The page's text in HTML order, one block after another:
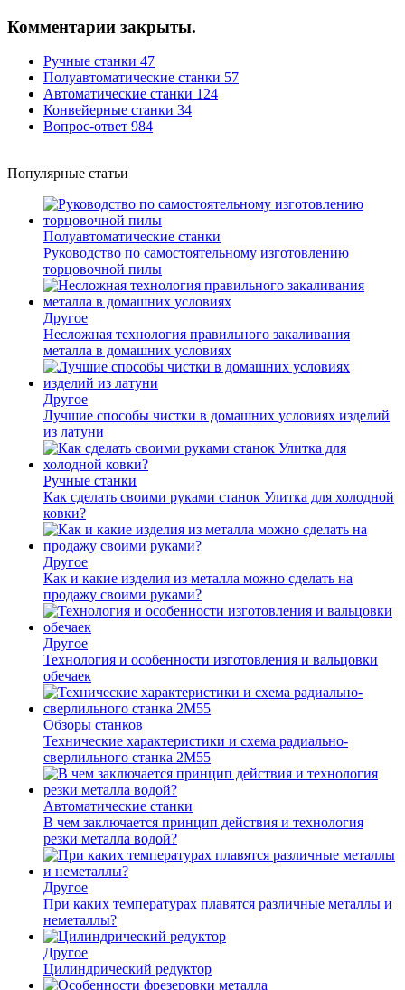
Комментарии закрыты.
Ручные станки 47
Полуавтоматические станки 57
Автоматические станки 124
Конвейерные станки 34
Вопрос-ответ 984
Популярные статьи
Полуавтоматические станки
Руководство по самостоятельному изготовлению
торцовочной пилы
Другое
Несложная технология правильного закаливания
металла в домашних условиях
Другое
Лучшие способы чистки в домашних условиях изделий
из латуни
Ручные станки
Как сделать своими руками станок Улитка для холодной
ковки?
Другое
Как и какие изделия из металла можно сделать на
продажу своими руками?
Другое
Технология и особенности изготовления и вальцовки
обечаек
Обзоры станков
Технические характеристики и схема радиально-
сверлильного станка 2М55
Автоматические станки
В чем заключается принцип действия и технология
резки металла водой?
Другое
При каких температурах плавятся различные металлы и
неметаллы?
Другое
Цилиндрический редуктор